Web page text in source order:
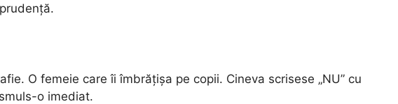
O femeie care îi îmbrățișa pe copii. Cineva scrisese „NU” cu
o imediat.